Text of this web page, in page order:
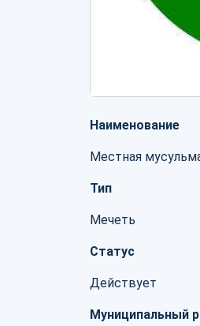
Наименование
Местная
Тип
Мечеть
Статус
Действует
Муниципальный